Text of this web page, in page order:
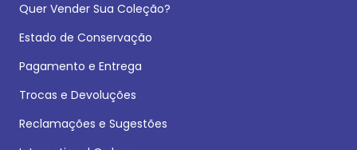
Quer Vender Sua Coleção?
Estado de Conservação
Pagamento e Entrega
Trocas e Devoluções
Reclamações e Sugestões